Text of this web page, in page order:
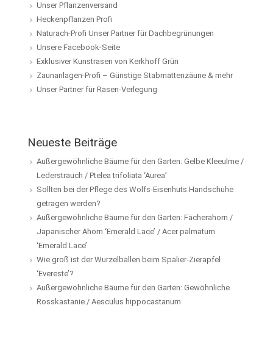
Unser Pflanzenversand
Heckenpflanzen Profi
Naturach-Profi Unser Partner für Dachbegrünungen
Unsere Facebook-Seite
Exklusiver Kunstrasen von Kerkhoff Grün
Zaunanlagen-Profi – Günstige Stabmattenzäune & mehr
Unser Partner für Rasen-Verlegung
Neueste Beiträge
Außergewöhnliche Bäume für den Garten: Gelbe Kleeulme /
Lederstrauch / Ptelea trifoliata ‘Aurea’
Sollten bei der Pflege des Wolfs-Eisenhuts Handschuhe
getragen werden?
Außergewöhnliche Bäume für den Garten: Fächerahorn /
Japanischer Ahorn ‘Emerald Lace’ / Acer palmatum
‘Emerald Lace’
Wie groß ist der Wurzelballen beim Spalier-Zierapfel
‘Evereste’?
Außergewöhnliche Bäume für den Garten: Gewöhnliche
Rosskastanie / Aesculus hippocastanum